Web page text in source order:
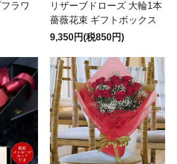
ラワ
リザーブドローズ 大輪1本
薔薇花束 ギフトボックス
9,350円(税850円)